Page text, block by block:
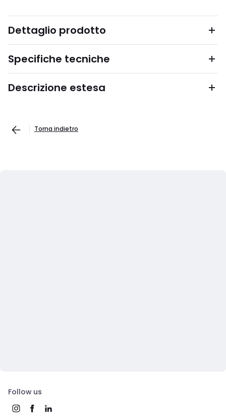
Dettaglio prodotto
Specifiche tecniche
Descrizione estesa
Torna indietro
Follow us